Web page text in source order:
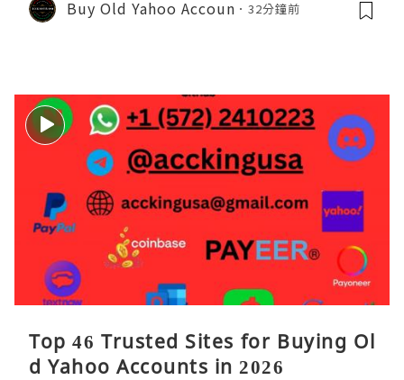
Buy Old Yahoo Accoun 32分鐘前
Top 46 Trusted Sites for Buying Ol
d Yahoo Accounts in 2026